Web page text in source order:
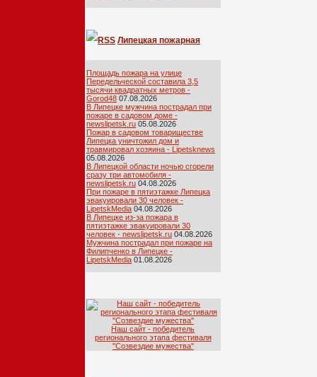
Липецкая пожарная
Площадь пожара на улице
Передельческой составила 3,5
тысячи квадратных метров -
Gorod48 07.08.2026
В Липецке мужчина пострадал при
пожаре в садовом доме -
newslipetsk.ru 05.08.2026
Пожар в садовом товариществе
Липецка уничтожил дом и
травмировал хозяина - Lipetsknews
05.08.2026
В Липецкой области ночью сгорели
сразу три автомобиля -
newslipetsk.ru 04.08.2026
При пожаре в пятиэтажке Липецка
эвакуировали 30 человек -
LipetskMedia 04.08.2026
В Липецке из-за пожара в
пятиэтажке эвакуировали 30
человек - newslipetsk.ru 04.08.2026
Мужчина пострадал при пожаре на
Филипченко в Липецке -
LipetskMedia 01.08.2026
Наш сайт - победитель
регионального этапа фестиваля
''Созвездие мужества''